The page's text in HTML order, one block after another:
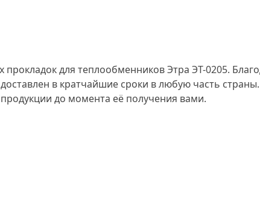
для теплообменников Этра ЭТ-0205.
в кратчайшие сроки в любую часть
до момента её получения вами.